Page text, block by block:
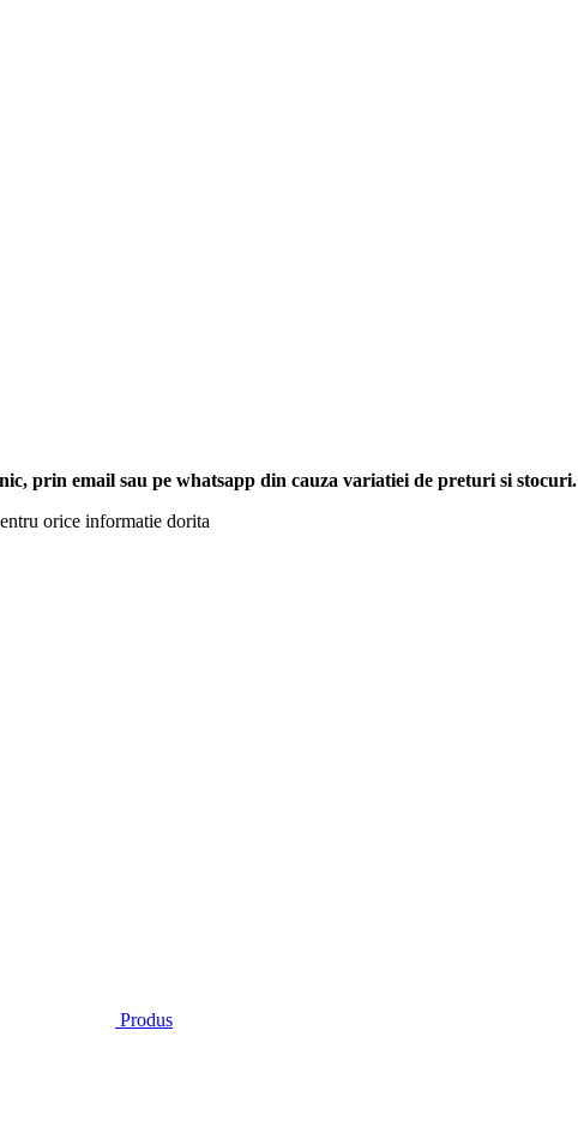
prin email sau pe whatsapp din cauza variatiei de preturi si stocuri.
orice informatie dorita
Produs